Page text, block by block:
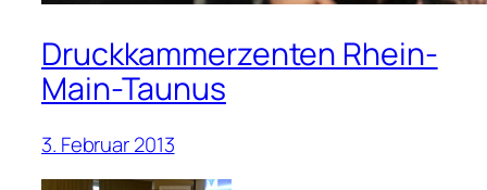
Druckkammerzenten Rhein-
Main-Taunus
3. Februar 2013